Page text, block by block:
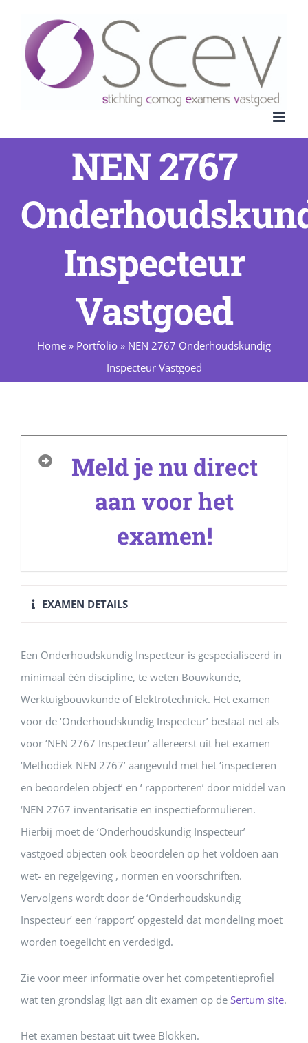
inhoud
NEN 2767
Inspecteur
Vastgoed
Home » Portfolio » NEN 2767 Onderhoudskundig
Inspecteur Vastgoed
Meld je nu direct
aan voor het
examen!
EXAMEN DETAILS
Een Onderhoudskundig Inspecteur is gespecialiseerd in
minimaal één discipline, te weten Bouwkunde,
Werktuigbouwkunde of Elektrotechniek. Het examen
voor de ‘Onderhoudskundig Inspecteur’ bestaat net als
voor ‘NEN 2767 Inspecteur’ allereerst uit het examen
‘Methodiek NEN 2767’ aangevuld met het ‘inspecteren
en beoordelen object’ en ‘ rapporteren’ door middel van
‘NEN 2767 inventarisatie en inspectieformulieren.
Hierbij moet de ‘Onderhoudskundig Inspecteur’
vastgoed objecten ook beoordelen op het voldoen aan
wet- en regelgeving , normen en voorschriften.
Vervolgens wordt door de ‘Onderhoudskundig
Inspecteur’ een ‘rapport’ opgesteld dat mondeling moet
worden toegelicht en verdedigd.
Zie voor meer informatie over het competentieprofiel
wat ten grondslag ligt aan dit examen op de Sertum site.
Het examen bestaat uit twee Blokken.